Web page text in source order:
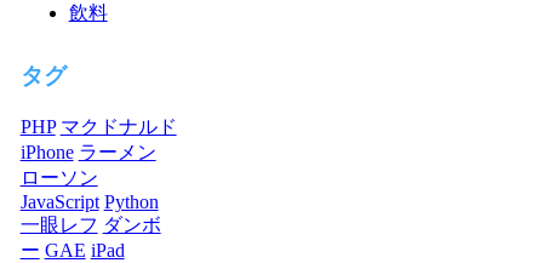
飲料
タグ
PHP マクドナルド
iPhone ラーメン
ローソン
JavaScript Python
一眼レフ ダンボ
ー GAE iPad